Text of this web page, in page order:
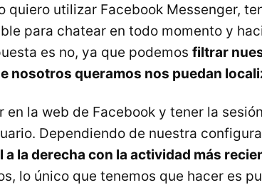
quiero utilizar Facebook Messenger,
para chatear en todo momento y
es no, ya que podemos filtrar
nosotros queramos nos puedan
en la web de Facebook y tener la
Dependiendo de nuestra
a la derecha con la actividad más
lo único que tenemos que hacer es